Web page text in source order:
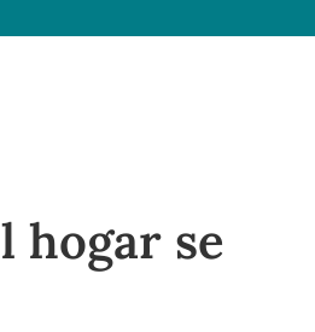
hogar se